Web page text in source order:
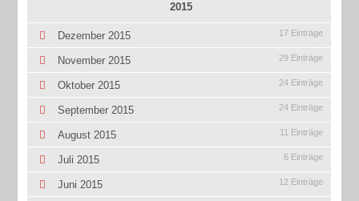
2015
Dezember 2015 17 Einträge
November 2015 29 Einträge
Oktober 2015 24 Einträge
September 2015 24 Einträge
August 2015 11 Einträge
Juli 2015 6 Einträge
Juni 2015 12 Einträge